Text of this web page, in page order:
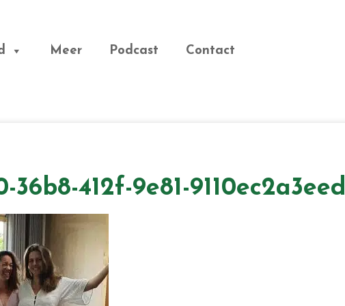
Meer Podcast Contact
36b8-412f-9e81-9110ec2a3eed